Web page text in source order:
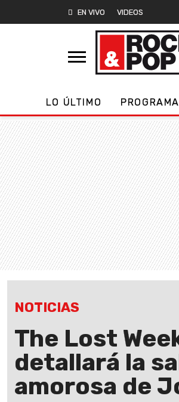
EN VIVO VIDEOS
LO ÚLTIMO
NOTICIAS
The Lost
detallará la
amorosa de